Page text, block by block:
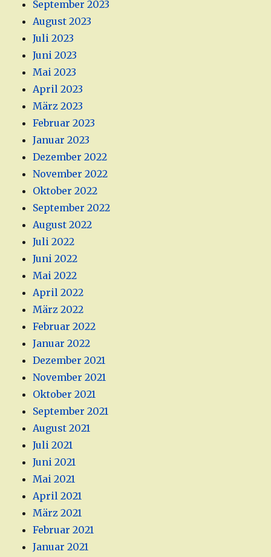
September 2023
August 2023
Juli 2023
Juni 2023
Mai 2023
April 2023
März 2023
Februar 2023
Januar 2023
Dezember 2022
November 2022
Oktober 2022
September 2022
August 2022
Juli 2022
Juni 2022
Mai 2022
April 2022
März 2022
Februar 2022
Januar 2022
Dezember 2021
November 2021
Oktober 2021
September 2021
August 2021
Juli 2021
Juni 2021
Mai 2021
April 2021
März 2021
Februar 2021
Januar 2021